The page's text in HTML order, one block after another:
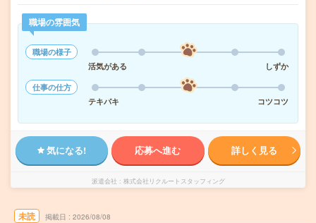
職場の雰囲気
職場の様子
活気がある
しずか
仕事の仕方
テキパキ
コツコツ
気になる! 応募へ進む 詳しく見る
派遣会社 株式会社リクルートスタッフィング
未読 掲載日 2026/08/08